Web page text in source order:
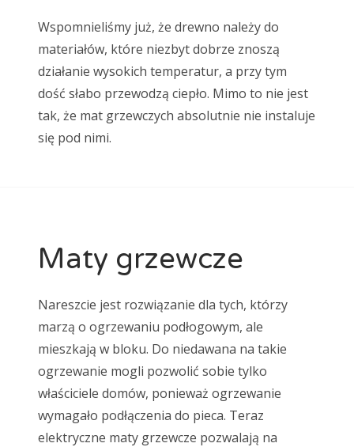
Wspomnieliśmy już, że drewno należy do
materiałów, które niezbyt dobrze znoszą
działanie wysokich temperatur, a przy tym
dość słabo przewodzą ciepło. Mimo to nie jest
tak, że mat grzewczych absolutnie nie instaluje
się pod nimi.
Maty grzewcze
Nareszcie jest rozwiązanie dla tych, którzy
marzą o ogrzewaniu podłogowym, ale
mieszkają w bloku. Do niedawana na takie
ogrzewanie mogli pozwolić sobie tylko
właściciele domów, ponieważ ogrzewanie
wymagało podłączenia do pieca. Teraz
elektryczne maty grzewcze pozwalają na